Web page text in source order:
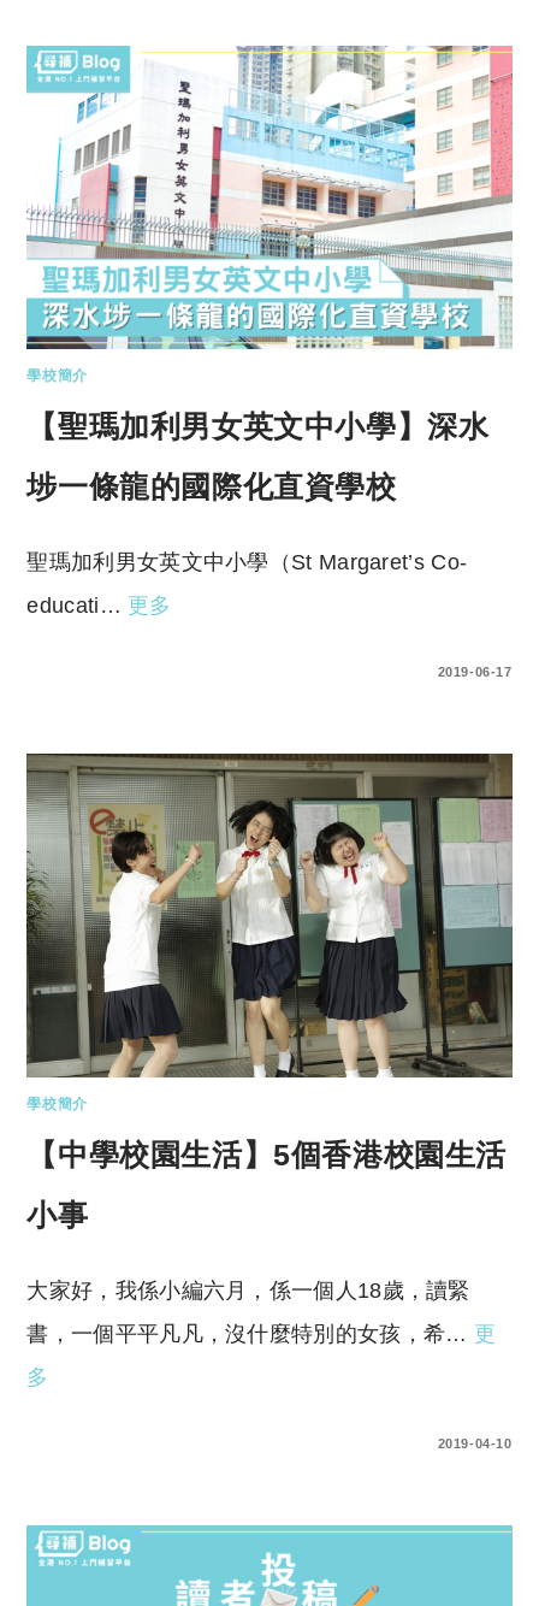
學校簡介
【聖瑪加利男女英文中小學】深水
埗一條龍的國際化直資學校
聖瑪加利男女英文中小學（St Margaret’s Co-
educati… 更多
2019-06-17
學校簡介
【中學校園生活】5個香港校園生活
小事
大家好，我係小編六月，係一個人18歲，讀緊
書，一個平平凡凡，沒什麼特別的女孩，希… 更
多
2019-04-10